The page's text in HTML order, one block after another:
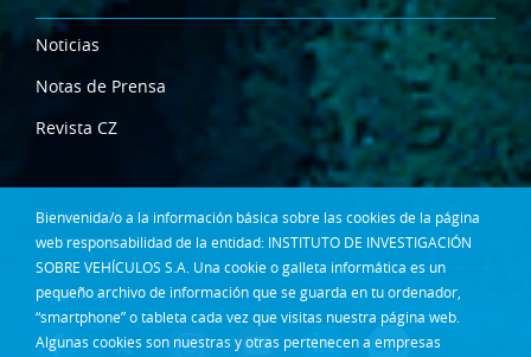
Bienvenida/o a la información básica sobre las cookies de la página
web responsabilidad de la entidad: INSTITUTO DE INVESTIGACIÓN
SOBRE VEHÍCULOS S.A. Una cookie o galleta informática es un
pequeño archivo de información que se guarda en tu ordenador,
“smartphone” o tableta cada vez que visitas nuestra página web.
Algunas cookies son nuestras y otras pertenecen a empresas
Noticias
Notas de Prensa
Revista CZ
Dónde estamos
Contacta
Síguenos en: